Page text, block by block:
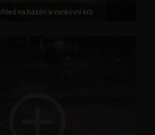
na bazén a venkovní krb